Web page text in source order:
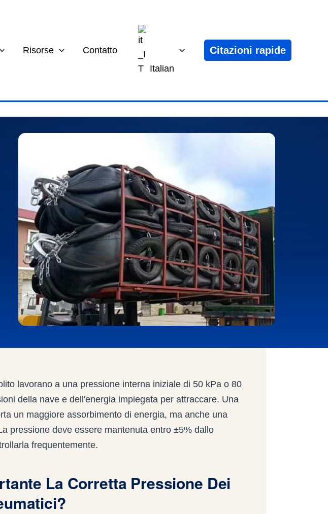
Risorse
Contatto
Italian
Citazioni rapide
lavorano a una pressione interna iniziale di 50 kPa o 80
della nave e dell'energia impiegata per attraccare. Una
un maggiore assorbimento di energia, ma anche una
pressione deve essere mantenuta entro ±5% dallo
frequentemente.
La Corretta Pressione Dei